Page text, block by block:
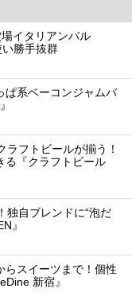
イタリアンバル
い勝手抜群
ぱ系ベーコンジャムバ
フトビールが揃う！
る『クラフトビール
独自ブレンドに“泡だ
』
らスイーツまで！個性
新宿』